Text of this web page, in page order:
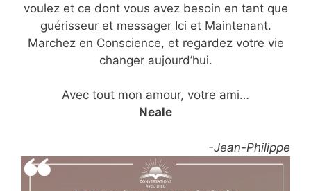
voulez et ce dont vous avez besoin en tant que
guérisseur et messager Ici et Maintenant.
Marchez en Conscience, et regardez votre vie
changer aujourd’hui.
Avec tout mon amour, votre ami…
Neale
-Jean-Philippe